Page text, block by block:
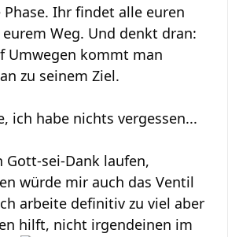
Phase. Ihr findet alle euren
eurem Weg. Und denkt dran:
Umwegen kommt man
zu seinem Ziel.
ich habe nichts vergessen...
Gott-sei-Dank laufen,
würde mir auch das Ventil
arbeite definitiv zu viel aber
hilft, nicht irgendeinen im